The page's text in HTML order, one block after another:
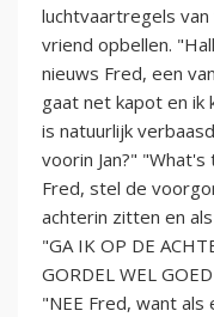
luchtvaartregels
vriend opbellen.
nieuws Fred, een
gaat net kapot en ik
is natuurlijk
voorin Jan?"
Fred, stel de
achterin zitten en
"GA IK OP DE
GORDEL WEL
"NEE Fred, want